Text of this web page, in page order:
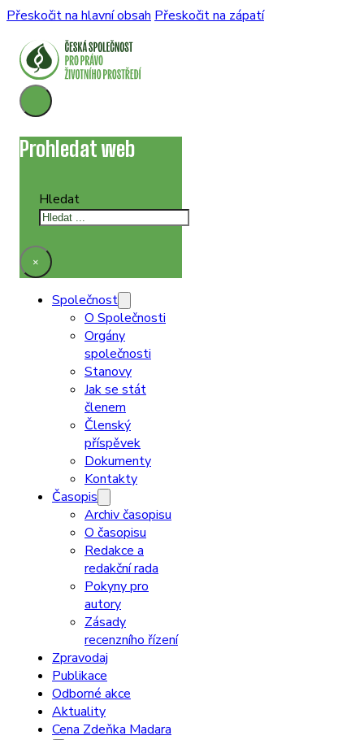
Přeskočit na hlavní obsah Přeskočit na zápatí
Prohledat web
Hledat
×
Společnost
O Společnosti
Orgány
společnosti
Stanovy
Jak se stát
členem
Členský
příspěvek
Dokumenty
Kontakty
Časopis
Archiv časopisu
O časopisu
Redakce a
redakční rada
Pokyny pro
autory
Zásady
recenzního řízení
Zpravodaj
Publikace
Odborné akce
Aktuality
Cena Zdeňka Madara